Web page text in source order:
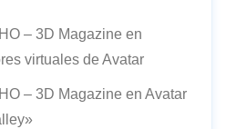
– 3D Magazine en
virtuales de Avatar
– 3D Magazine en Avatar